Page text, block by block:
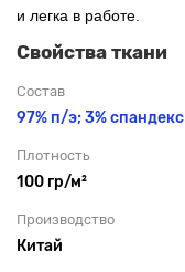
и легка в работе.
Свойства ткани
Состав
97% п/э; 3% спандекс
Плотность
100 гр/м²
Производство
Китай